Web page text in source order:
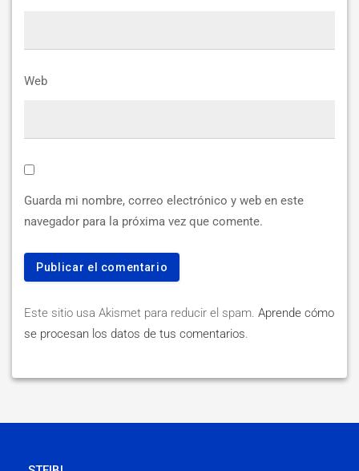
Web
Guarda mi nombre, correo electrónico y web en este
navegador para la próxima vez que comente.
Este sitio usa Akismet para reducir el spam. Aprende cómo
se procesan los datos de tus comentarios.